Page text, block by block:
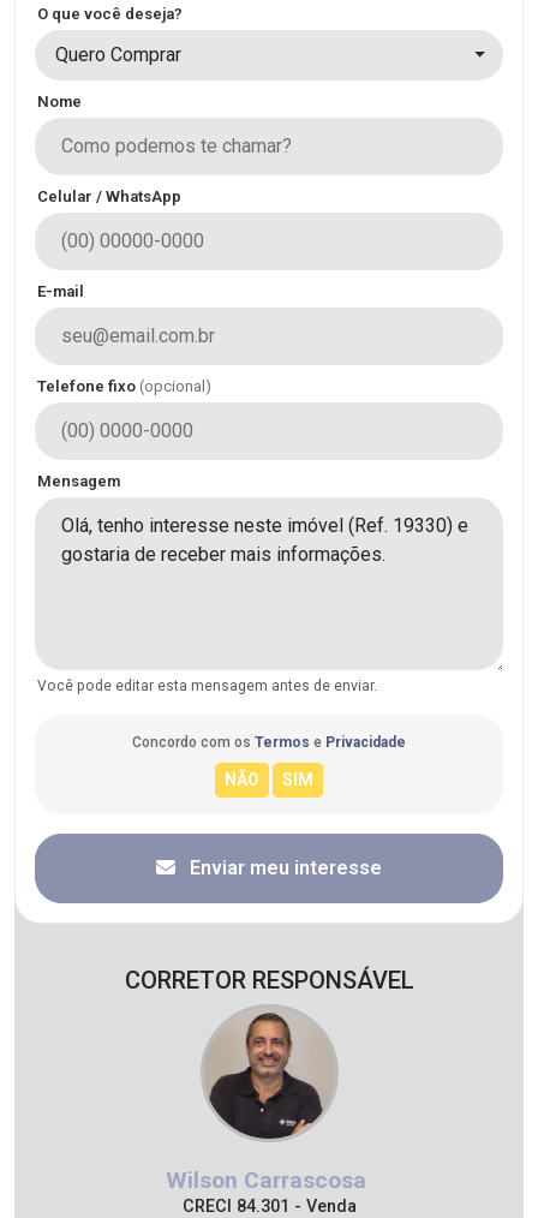
O que você deseja?
Quero Comprar
Nome
Celular / WhatsApp
E-mail
Telefone fixo (opcional)
Mensagem
Você pode editar esta mensagem antes de enviar.
Concordo com os Termos e Privacidade
Enviar meu interesse
CORRETOR RESPONSÁVEL
Wilson Carrascosa
CRECI 84.301 - Venda